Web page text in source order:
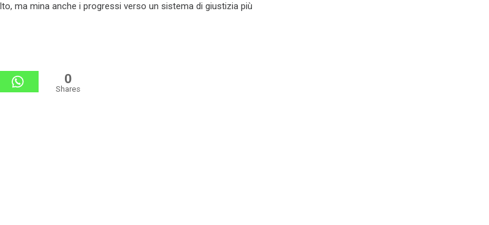
ma mina anche i progressi verso un sistema di giustizia più
0
Shares